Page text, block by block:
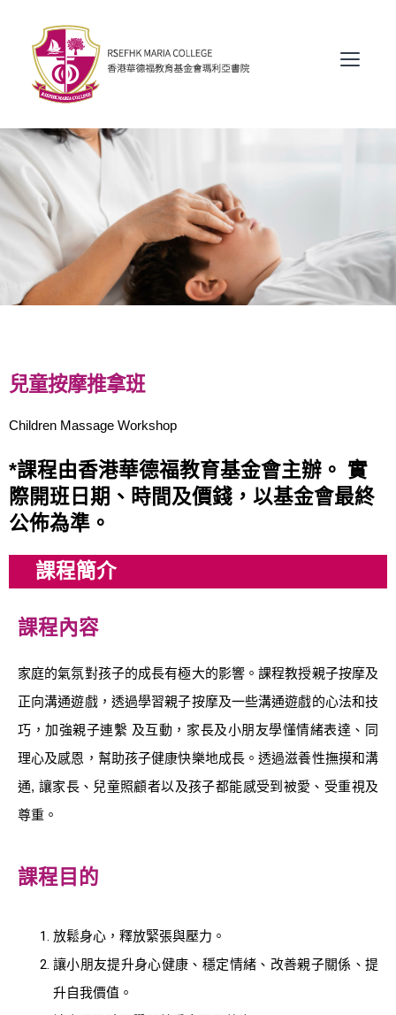
兒童按摩
推拿班
兒童按摩推拿班
Children Massage Workshop
*課程由香港華德福教育基金會主辦。 實
際開班日期、時間及價錢，以基金會最終
公佈為準。
課程簡介
課程內容
家庭的氣氛對孩子的成長有極大的影響。課程教授親子按摩及
正向溝通遊戲，透過學習親子按摩及一些溝通遊戲的心法和技
巧，加強親子連繫 及互動，家長及小朋友學懂情緒表達、同
理心及感恩，幫助孩子健康快樂地成長。透過滋養性撫摸和溝
通, 讓家長、兒童照顧者以及孩子都能感受到被愛、受重視及
尊重。
課程目的
放鬆身心，釋放緊張與壓力。
讓小朋友提升身心健康、穩定情緒、改善親子關係、提
升自我價值。